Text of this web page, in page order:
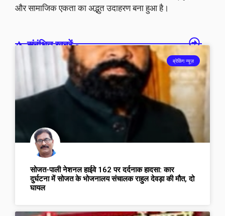
और सामाजिक एकता का अद्भुत उदाहरण बना हुआ है।
संबंधित खबरें -
ब्रेकिंग न्यूज़
सोजत-पाली नेशनल हाईवे 162 पर दर्दनाक हादसा: कार
दुर्घटना में सोजत के भोजनालय संचालक राहुल देवड़ा की मौत, दो
घायल